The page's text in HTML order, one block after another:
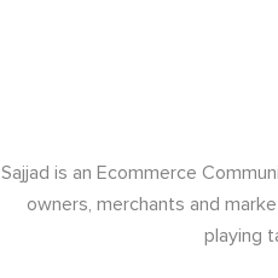
Sajjad is an Ecommerce
owners, merchants and
playing